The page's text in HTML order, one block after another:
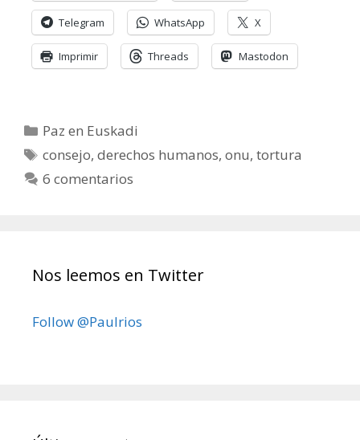
Telegram WhatsApp X
Imprimir Threads Mastodon
Categorías
Paz en Euskadi
Etiquetas
consejo,derechos humanos,onu,tortura
6 comentarios
Nos leemos en Twitter
Follow @Paulrios